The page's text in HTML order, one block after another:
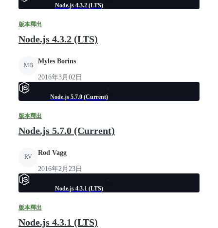
Node.js 4.3.2 (LTS)
版本釋出
Node.js 4.3.2 (LTS)
MB
Myles Borins
2016年3月02日
Node.js 5.7.0 (Current)
版本釋出
Node.js 5.7.0 (Current)
RV
Rod Vagg
2016年2月23日
Node.js 4.3.1 (LTS)
版本釋出
Node.js 4.3.1 (LTS)